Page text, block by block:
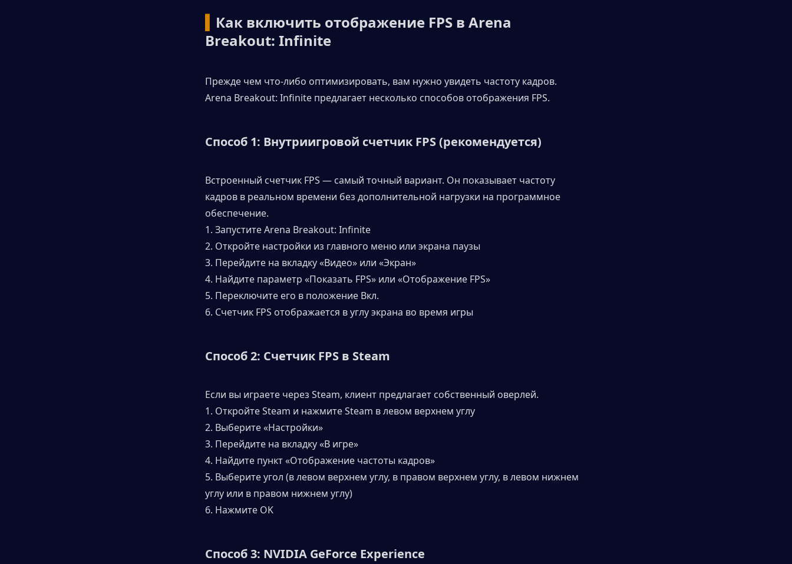
Как включить отображение FPS в Arena
Breakout: Infinite
Прежде чем что-либо оптимизировать, вам нужно увидеть частоту кадров.
Arena Breakout: Infinite предлагает несколько способов отображения FPS.
Способ 1: Внутриигровой счетчик FPS (рекомендуется)
Встроенный счетчик FPS — самый точный вариант. Он показывает частоту
кадров в реальном времени без дополнительной нагрузки на программное
обеспечение.
1. Запустите Arena Breakout: Infinite
2. Откройте настройки из главного меню или экрана паузы
3. Перейдите на вкладку «Видео» или «Экран»
4. Найдите параметр «Показать FPS» или «Отображение FPS»
5. Переключите его в положение Вкл.
6. Счетчик FPS отображается в углу экрана во время игры
Способ 2: Счетчик FPS в Steam
Если вы играете через Steam, клиент предлагает собственный оверлей.
1. Откройте Steam и нажмите Steam в левом верхнем углу
2. Выберите «Настройки»
3. Перейдите на вкладку «В игре»
4. Найдите пункт «Отображение частоты кадров»
5. Выберите угол (в левом верхнем углу, в правом верхнем углу, в левом нижнем
углу или в правом нижнем углу)
6. Нажмите OK
Способ 3: NVIDIA GeForce Experience